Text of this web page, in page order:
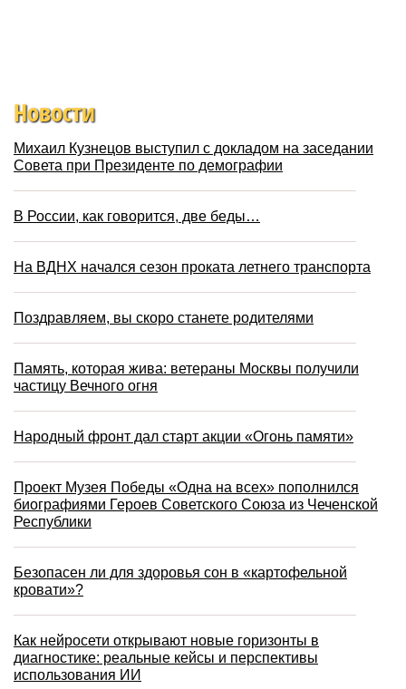
Новости
Михаил Кузнецов выступил с докладом на заседании
Совета при Президенте по демографии
В России, как говорится, две беды…
На ВДНХ начался сезон проката летнего транспорта
Поздравляем, вы скоро станете родителями
Память, которая жива: ветераны Москвы получили
частицу Вечного огня
Народный фронт дал старт акции «Огонь памяти»
Проект Музея Победы «Одна на всех» пополнился
биографиями Героев Советского Союза из Чеченской
Республики
Безопасен ли для здоровья сон в «картофельной
кровати»?
Как нейросети открывают новые горизонты в
диагностике: реальные кейсы и перспективы
использования ИИ